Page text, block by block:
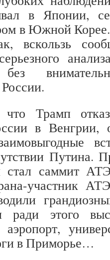
в Японии,
в Южной
вскользь
Трамп
в Венгрии,
Путина.
стал саммит
участник
ради этого
в Приморье…